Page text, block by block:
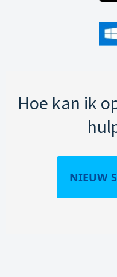
Hoe kan ik
NIEUW